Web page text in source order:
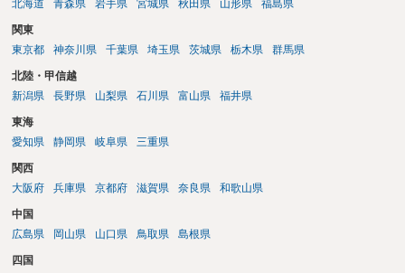
北海道
青森県 岩手県 宮城県 秋田県 山形県 福島県
関東
東京都
神奈川県 千葉県 埼玉県 茨城県 栃木県 群馬県
北陸・甲信越
新潟県
長野県 山梨県 石川県 富山県 福井県
東海
愛知県
静岡県 岐阜県 三重県
関西
大阪府
兵庫県 京都府 滋賀県 奈良県 和歌山県
中国
広島県
岡山県 山口県 鳥取県 島根県
四国